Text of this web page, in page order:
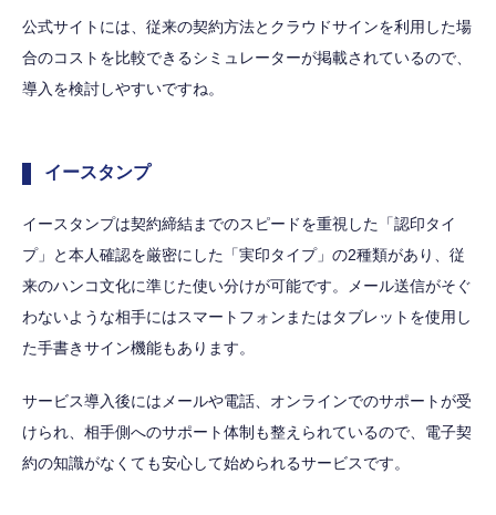
公式サイトには、従来の契約方法とクラウドサインを利用した場
合のコストを比較できるシミュレーターが掲載されているので、
導入を検討しやすいですね。
イースタンプ
イースタンプは契約締結までのスピードを重視した「認印タイ
プ」と本人確認を厳密にした「実印タイプ」の2種類があり、従
来のハンコ文化に準じた使い分けが可能です。メール送信がそぐ
わないような相手にはスマートフォンまたはタブレットを使用し
た手書きサイン機能もあります。
サービス導入後にはメールや電話、オンラインでのサポートが受
けられ、相手側へのサポート体制も整えられているので、電子契
約の知識がなくても安心して始められるサービスです。